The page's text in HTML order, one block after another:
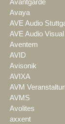
Avantgarde
Avaya
AVE Audio
AVE Audio
Aventem
AVID
Avisonik
AVIXA
AVM
AVMS
Avolites
axxent